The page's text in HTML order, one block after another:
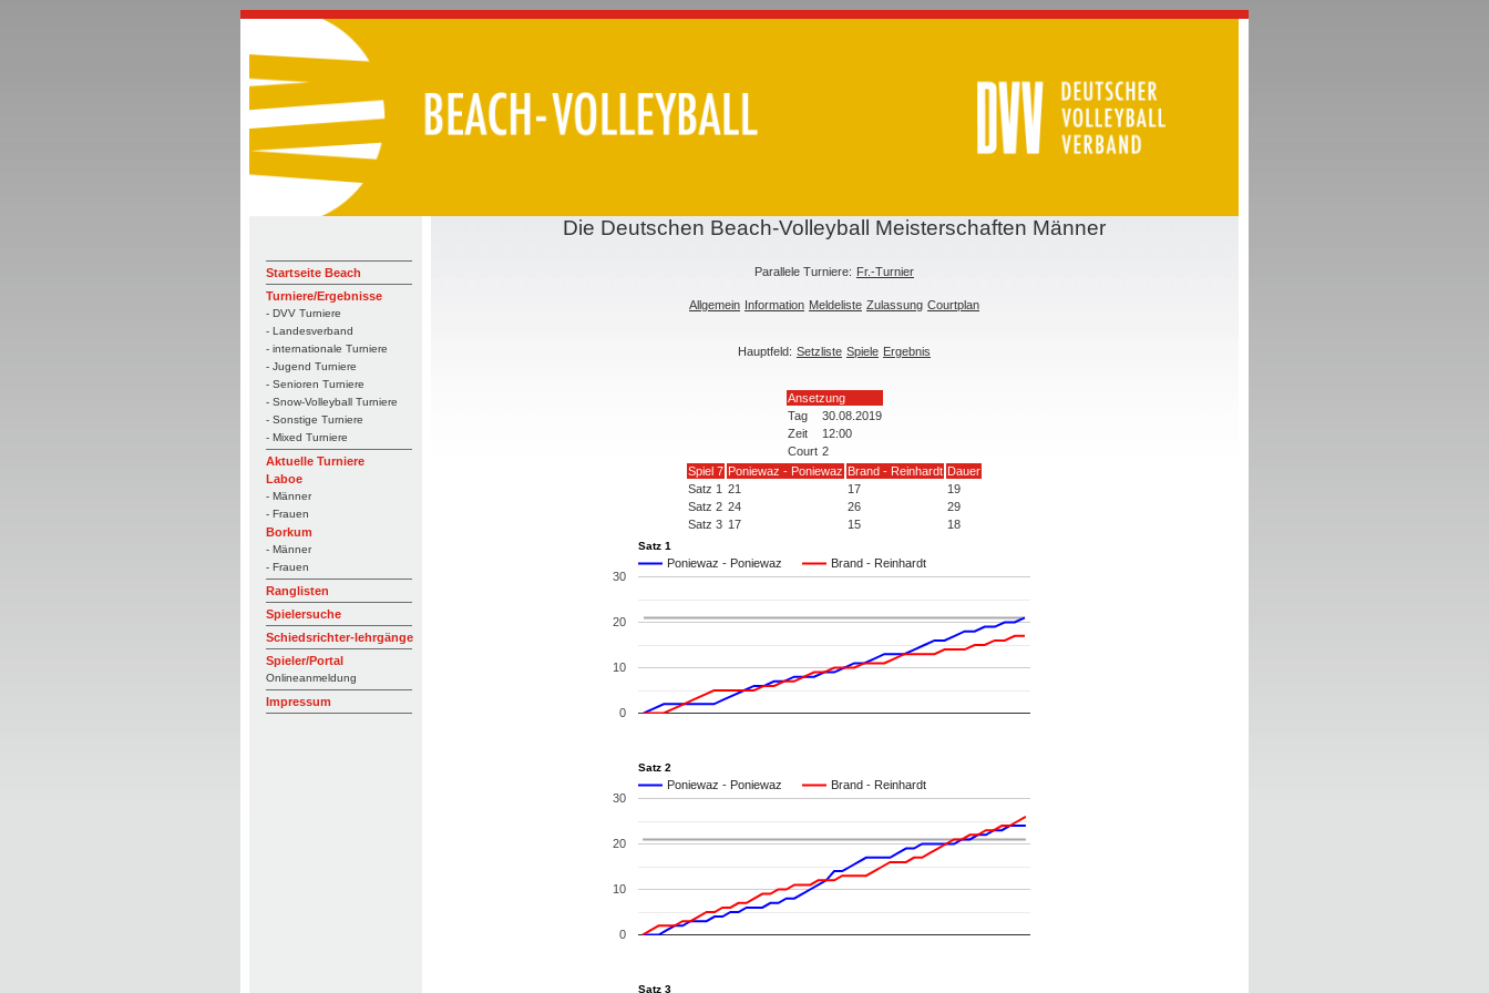
Startseite Beach
Turniere/Ergebnisse
- DVV Turniere
- Landesverband
- internationale Turniere
- Jugend Turniere
- Senioren Turniere
- Snow-Volleyball Turniere
- Sonstige Turniere
- Mixed Turniere
Aktuelle Turniere
Laboe
- Männer
- Frauen
Borkum
- Männer
- Frauen
Ranglisten
Spielersuche
Schiedsrichter-lehrgänge
Spieler/Portal
Onlineanmeldung
Impressum
Die Deutschen Beach-Volleyball Meisterschaften Männer
Parallele Turniere: Fr.-Turnier
Allgemein Information Meldeliste Zulassung Courtplan
Hauptfeld: Setzliste Spiele Ergebnis
Ansetzung
Tag
30.08.2019
Zeit
12:00
Court 2
Spiel 7 Poniewaz - Poniewaz Brand - Reinhardt Dauer
Satz 1 21 17
19
Satz 2 24 26
29
Satz 3 17 15 18
Satz 1
Poniewaz - Poniewaz Brand - Reinhardt
0
10
20
30
Satz 2
Poniewaz - Poniewaz Brand - Reinhardt
0
10
20
30
Satz 3